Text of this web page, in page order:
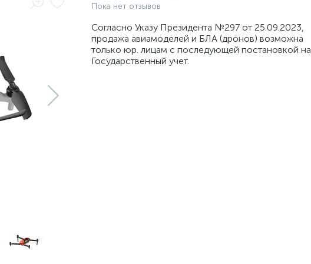
Пока нет отзывов
Согласно Указу Президента №297 от 25.09.2023,
продажа авиамоделей и БЛА (дронов) возможна
только юр. лицам с последующей постановкой на
Государственный учет.